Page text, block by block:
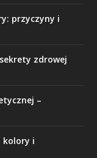
przyczyny i
zdrowej
–
kolory i